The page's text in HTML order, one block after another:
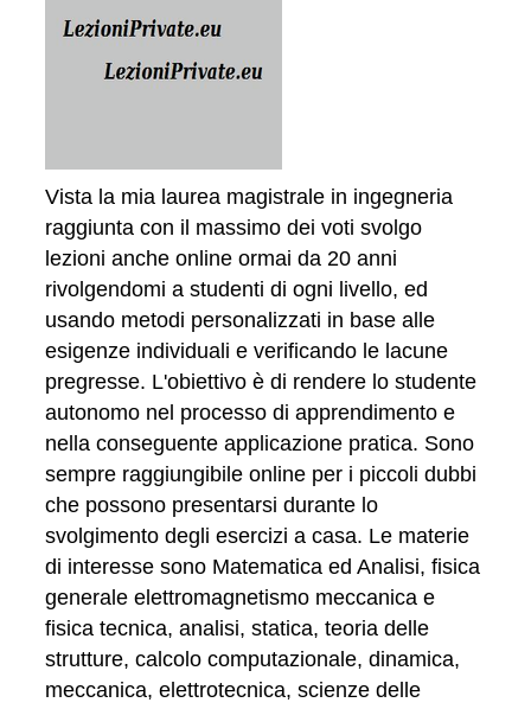
Vista la mia laurea magistrale in ingegneria
raggiunta con il massimo dei voti svolgo
lezioni anche online ormai da 20 anni
rivolgendomi a studenti di ogni livello, ed
usando metodi personalizzati in base alle
esigenze individuali e verificando le lacune
pregresse. L'obiettivo è di rendere lo studente
autonomo nel processo di apprendimento e
nella conseguente applicazione pratica. Sono
sempre raggiungibile online per i piccoli dubbi
che possono presentarsi durante lo
svolgimento degli esercizi a casa. Le materie
di interesse sono Matematica ed Analisi, fisica
generale elettromagnetismo meccanica e
fisica tecnica, analisi, statica, teoria delle
strutture, calcolo computazionale, dinamica,
meccanica, elettrotecnica, scienze delle